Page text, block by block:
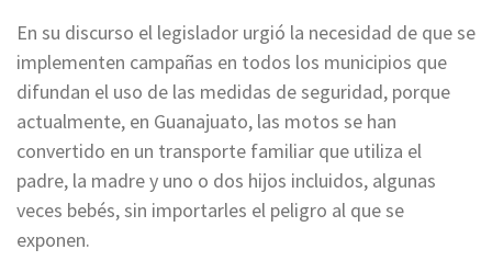
En su discurso el legislador urgió la necesidad de que se
implementen campañas en todos los municipios que
difundan el uso de las medidas de seguridad, porque
actualmente, en Guanajuato, las motos se han
convertido en un transporte familiar que utiliza el
padre, la madre y uno o dos hijos incluidos, algunas
veces bebés, sin importarles el peligro al que se
exponen.